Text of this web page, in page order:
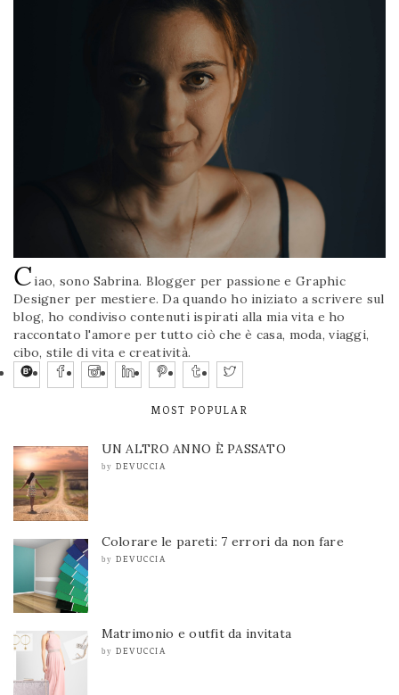
Ciao, sono Sabrina. Blogger per passione e Graphic
Designer per mestiere. Da quando ho iniziato a scrivere sul
blog, ho condiviso contenuti ispirati alla mia vita e ho
raccontato l'amore per tutto ciò che è casa, moda, viaggi,
cibo, stile di vita e creatività.
MOST POPULAR
UN ALTRO ANNO È PASSATO
by DEVUCCIA
Colorare le pareti: 7 errori da non fare
by DEVUCCIA
Matrimonio e outfit da invitata
by DEVUCCIA